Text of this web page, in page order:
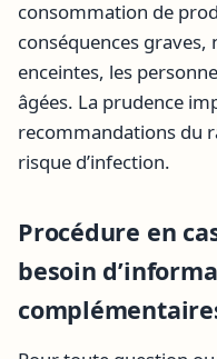
consommation de
conséquences
enceintes, les
âgées. La prudence
recommandations du
risque d’infection.
Procédure en
besoin